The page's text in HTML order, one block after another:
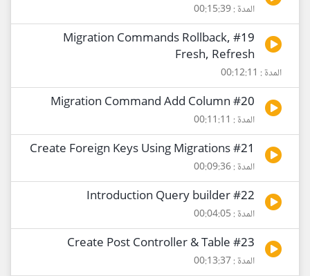
المدة : 00:15:39
#19 Migration Commands Rollback,
Fresh, Refresh
المدة : 00:12:11
#20 Migration Command Add Column
المدة : 00:11:11
#21 Create Foreign Keys Using Migrations
المدة : 00:09:36
#22 Introduction Query builder
المدة : 00:04:05
#23 Create Post Controller & Table
المدة : 00:13:37